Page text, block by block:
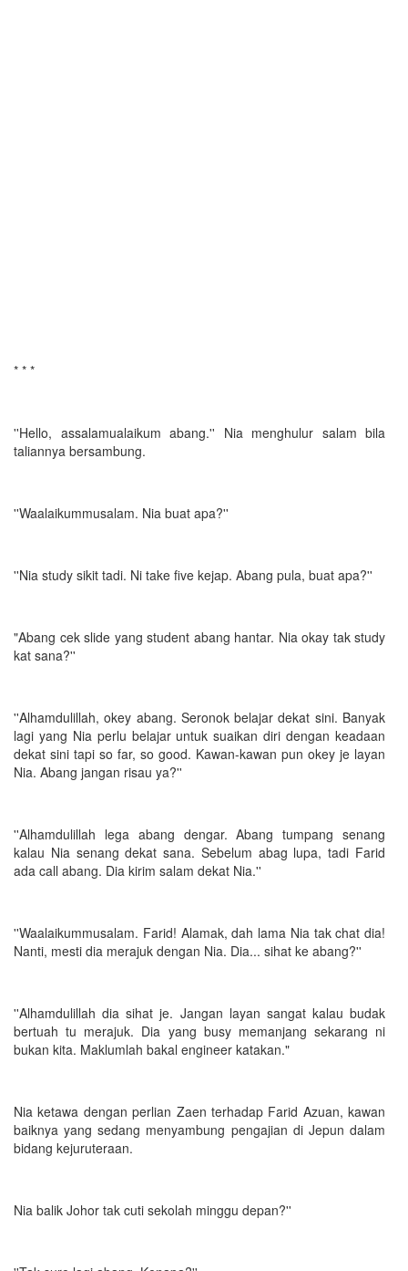
* * *
''Hello, assalamualaikum abang.'' Nia menghulur salam bila
taliannya bersambung.
''Waalaikummusalam. Nia buat apa?''
''Nia study sikit tadi. Ni take five kejap. Abang pula, buat apa?''
"Abang cek slide yang student abang hantar. Nia okay tak study
kat sana?''
''Alhamdulillah, okey abang. Seronok belajar dekat sini. Banyak
lagi yang Nia perlu belajar untuk suaikan diri dengan keadaan
dekat sini tapi so far, so good. Kawan-kawan pun okey je layan
Nia. Abang jangan risau ya?''
''Alhamdulillah lega abang dengar. Abang tumpang senang
kalau Nia senang dekat sana. Sebelum abag lupa, tadi Farid
ada call abang. Dia kirim salam dekat Nia.''
''Waalaikummusalam. Farid! Alamak, dah lama Nia tak chat dia!
Nanti, mesti dia merajuk dengan Nia. Dia... sihat ke abang?''
''Alhamdulillah dia sihat je. Jangan layan sangat kalau budak
bertuah tu merajuk. Dia yang busy memanjang sekarang ni
bukan kita. Maklumlah bakal engineer katakan."
Nia ketawa dengan perlian Zaen terhadap Farid Azuan, kawan
baiknya yang sedang menyambung pengajian di Jepun dalam
bidang kejuruteraan.
Nia balik Johor tak cuti sekolah minggu depan?''